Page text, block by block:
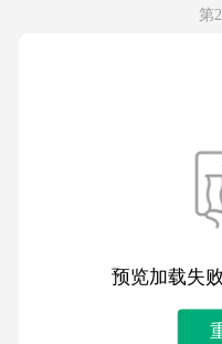
第
预览加载失